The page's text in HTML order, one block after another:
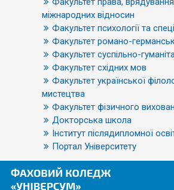
міжнародних відносин
Факультет психології та
Факультет романо-
Факультет суспільно-
Факультет східних мов
Факультет української
мистецтва
Факультет фізичного
Докторська школа
Інститут післядипломної
Портал Університету